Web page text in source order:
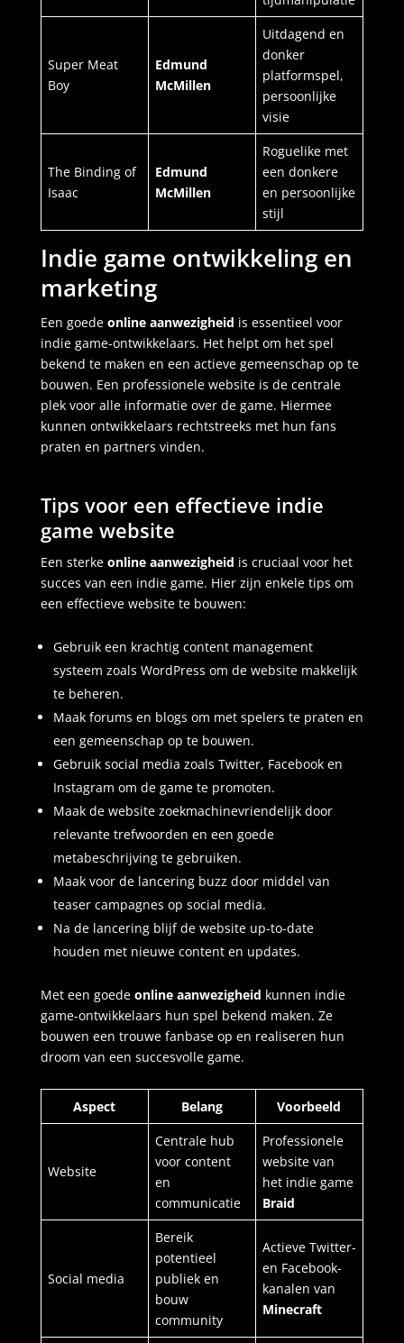
Super Meat
Boy
Edmund
McMillen
Uitdagend en
donker
platformspel,
persoonlijke
visie
The Binding of
Isaac
Edmund
McMillen
Roguelike met
een donkere
en persoonlijke
stijl
Indie game ontwikkeling en
marketing
Een goede online aanwezigheid is essentieel voor
indie game-ontwikkelaars. Het helpt om het spel
bekend te maken en een actieve gemeenschap op te
bouwen. Een professionele website is de centrale
plek voor alle informatie over de game. Hiermee
kunnen ontwikkelaars rechtstreeks met hun fans
praten en partners vinden.
Tips voor een effectieve indie
game website
Een sterke online aanwezigheid is cruciaal voor het
succes van een indie game. Hier zijn enkele tips om
een effectieve website te bouwen:
Gebruik een krachtig content management
systeem zoals WordPress om de website makkelijk
te beheren.
Maak forums en blogs om met spelers te praten en
een gemeenschap op te bouwen.
Gebruik social media zoals Twitter, Facebook en
Instagram om de game te promoten.
Maak de website zoekmachinevriendelijk door
relevante trefwoorden en een goede
metabeschrijving te gebruiken.
Maak voor de lancering buzz door middel van
teaser campagnes op social media.
Na de lancering blijf de website up-to-date
houden met nieuwe content en updates.
Met een goede online aanwezigheid kunnen indie
game-ontwikkelaars hun spel bekend maken. Ze
bouwen een trouwe fanbase op en realiseren hun
droom van een succesvolle game.
Aspect Belang Voorbeeld
Website
Centrale hub
voor content
en
communicatie
Professionele
website van
het indie game
Braid
Social media
Bereik
potentieel
publiek en
bouw
community
Actieve Twitter-
en Facebook-
kanalen van
Minecraft